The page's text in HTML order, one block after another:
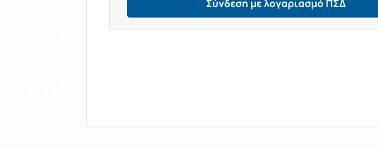
Σύνδεση με λογαριασμό ΠΣΔ